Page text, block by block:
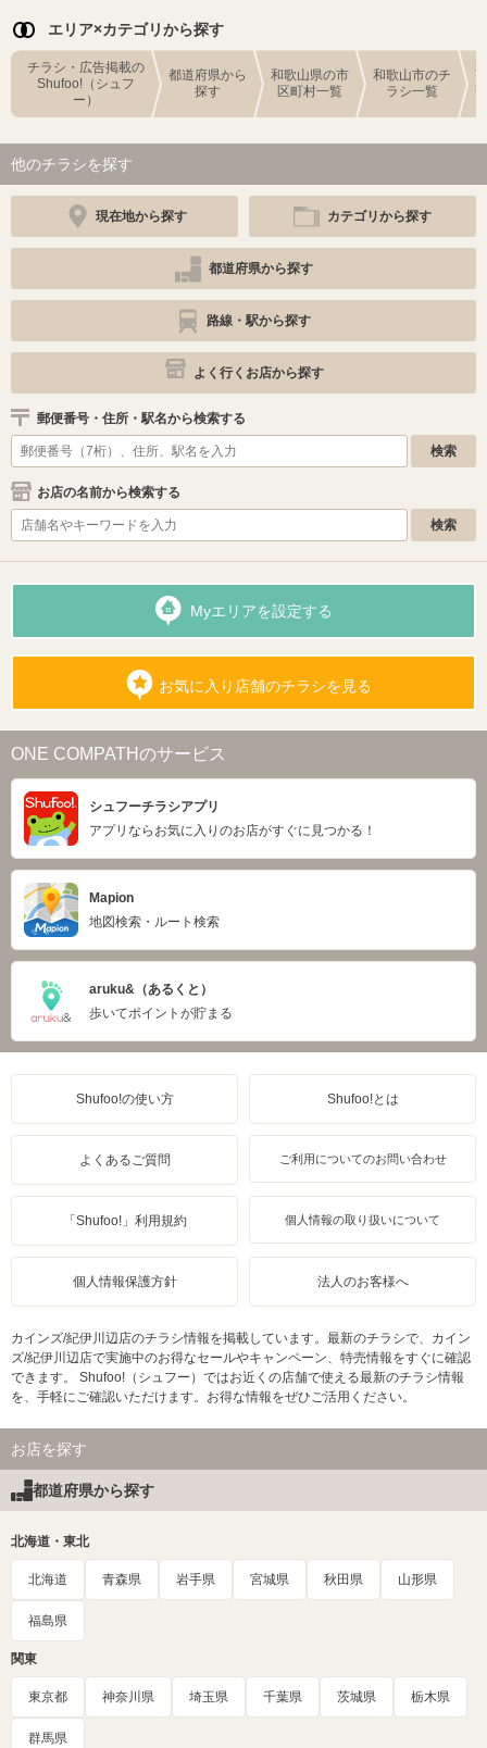
エリア×カテゴリから探す
チラシ・広告掲載の
Shufoo!（シュフ
ー）
都道府県から
探す
和歌山県の市
区町村一覧
和歌山市のチ
ラシ一覧
他のチラシを探す
現在地から探す カテゴリから探す
都道府県から探す
路線・駅から探す
よく行くお店から探す
郵便番号・住所・駅名から検索する
お店の名前から検索する
Myエリアを設定する
お気に入り店舗のチラシを見る
ONE COMPATHのサービス
シュフーチラシアプリ
アプリならお気に入りのお店がすぐに見つかる！
Mapion
地図検索・ルート検索
aruku&（あるくと）
歩いてポイントが貯まる
Shufoo!の使い方 Shufoo!とは
よくあるご質問 ご利用についてのお問い合わせ
「Shufoo!」利用規約 個人情報の取り扱いについて
個人情報保護方針 法人のお客様へ
カインズ/紀伊川辺店のチラシ情報を掲載しています。最新のチラシで、カイン
ズ/紀伊川辺店で実施中のお得なセールやキャンペーン、特売情報をすぐに確認
できます。 Shufoo!（シュフー）ではお近くの店舗で使える最新のチラシ情報
を、手軽にご確認いただけます。お得な情報をぜひご活用ください。
お店を探す
都道府県から探す
北海道・東北
北海道 青森県 岩手県 宮城県 秋田県 山形県
福島県
関東
東京都 神奈川県 埼玉県 千葉県 茨城県 栃木県
群馬県